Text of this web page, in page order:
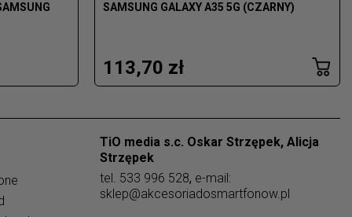
SAMSUNG GALAXY A35 5G (CZARNY)
113,70 zł
TiO media s.c. Oskar Strzępek, Alicja
Strzępek
tel. 533 996 528, e-mail:
sklep@akcesoriadosmartfonow.pl